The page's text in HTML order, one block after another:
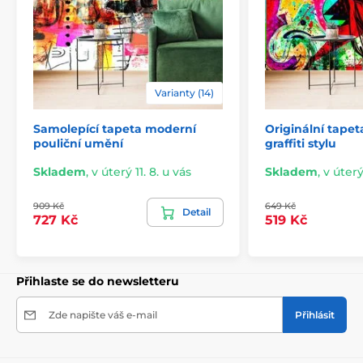
2) Fototapety s úpravou motivu dle rozměru
konkrétním rozměrům, což může znamenat jeho
mírné oříznutí. Po kliknutí na požadovanou velikost na
e-shopu si můžete prohlédnout přesný náhled. I tyto
tapety se skládají z 49 cm širokých pásů.
Rozměry (v cm): 147x270(3 pruhy), 196x270(4 pruhy),
245x270
, 294x270(6 pruhů)
Varianty (14)
Samolepící tapeta moderní
pouliční umění
Skladem, v úterý 11. 8. u vás
909 Kč
727 Kč
Detail
Originální
graffiti stylu
Skladem, v úterý
649 Kč
519 Kč
Přihlaste se do newsletteru
Zde napište váš e-mail Přihlásit